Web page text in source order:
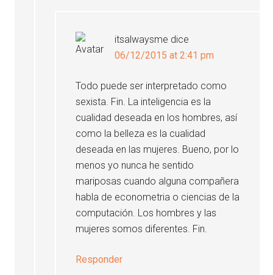
itsalwaysme dice
06/12/2015 at 2:41 pm
Todo puede ser interpretado como
sexista. Fin. La inteligencia es la
cualidad deseada en los hombres, así
como la belleza es la cualidad
deseada en las mujeres. Bueno, por lo
menos yo nunca he sentido
mariposas cuando alguna compañera
habla de econometria o ciencias de la
computación. Los hombres y las
mujeres somos diferentes. Fin.
Responder